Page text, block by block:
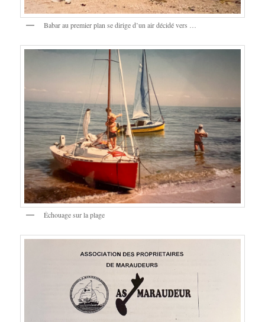
Babar au premier plan se dirige d’un air décidé vers …
Échouage sur la plage